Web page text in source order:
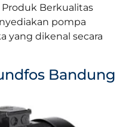
Produk Berkualitas
pompa
yang dikenal secara
Bandung